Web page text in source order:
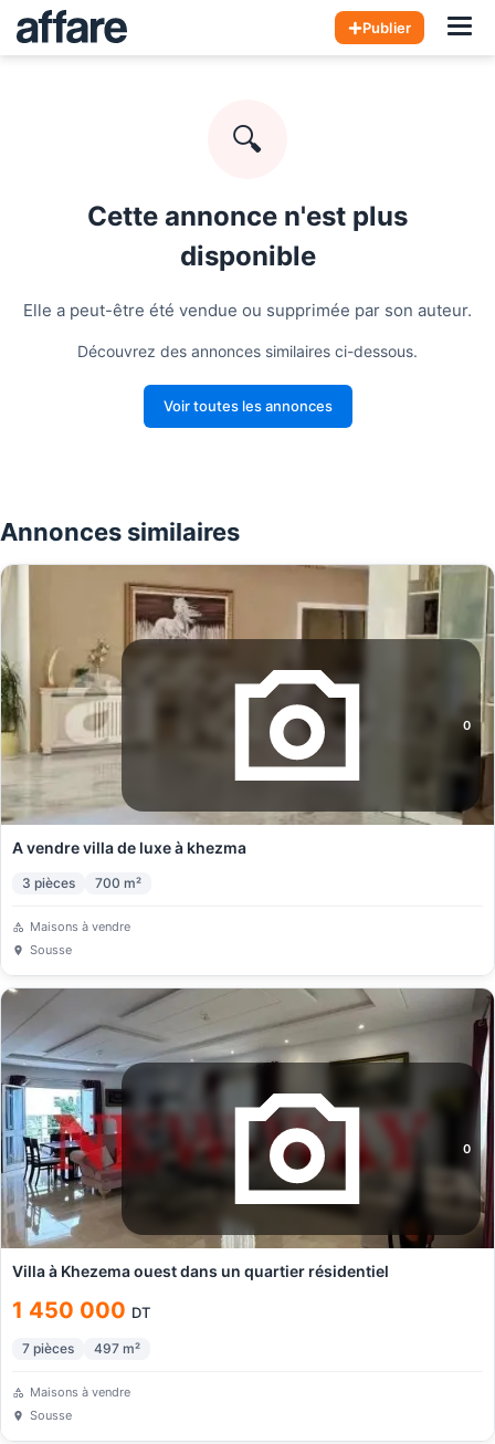
Publier
🔍
Cette annonce n'est plus
disponible
Elle a peut-être été vendue ou supprimée par son auteur.
Découvrez des annonces similaires ci-dessous.
Voir toutes les annonces
Annonces similaires
0
A vendre villa de luxe à khezma
3 pièces 700 m²
Maisons à vendre
Sousse
0
Villa à Khezema ouest dans un quartier résidentiel
1 450 000 DT
7 pièces 497 m²
Maisons à vendre
Sousse